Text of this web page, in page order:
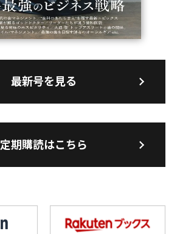
最新号を見る
定期購読はこちら